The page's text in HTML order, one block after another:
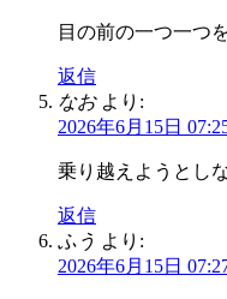
目の前の一つ一つ
返信
なお より:
2026年6月15日
乗り越えようとし
返信
ふう より:
2026年6月15日